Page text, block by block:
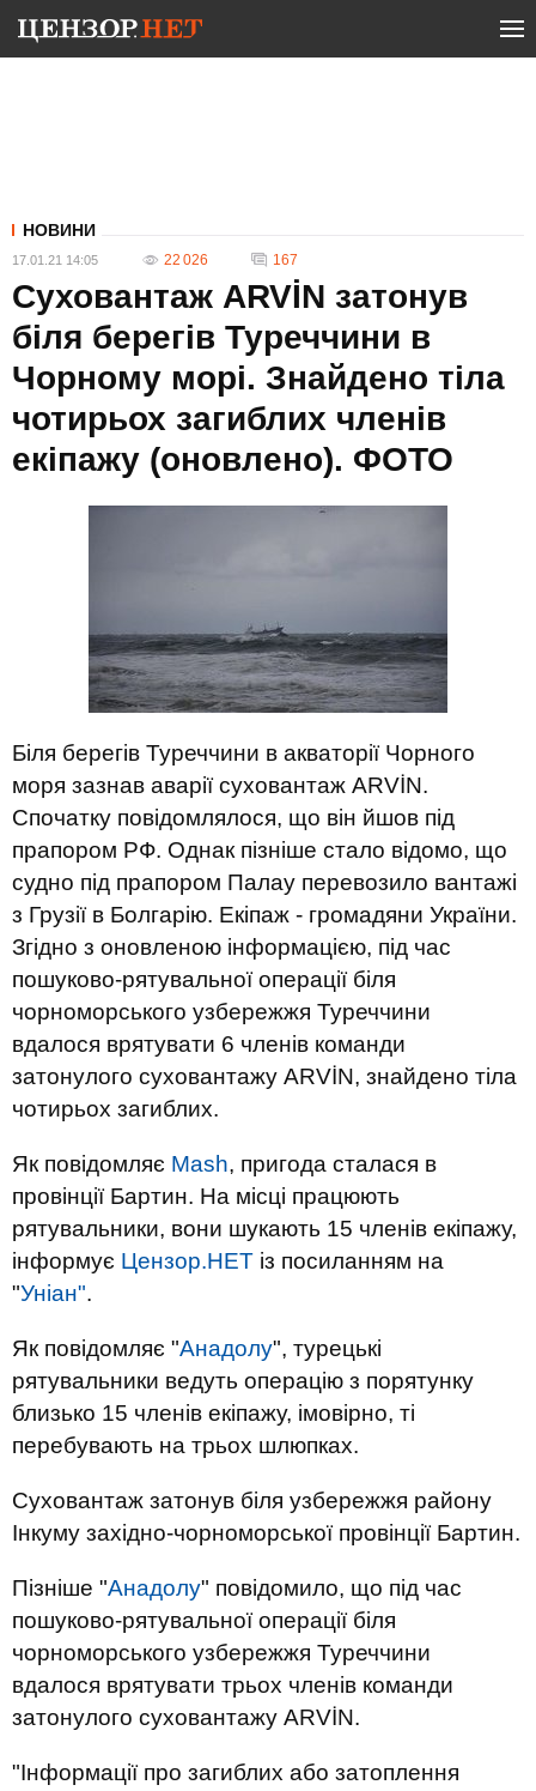
НОВИНИ
17.01.21 14:05 22 026 167
Суховантаж ARVİN затонув
біля берегів Туреччини в
Чорному морі. Знайдено тіла
чотирьох загиблих членів
екіпажу (оновлено). ФОТО
Біля берегів Туреччини в акваторії Чорного
моря зазнав аварії суховантаж ARVİN.
Спочатку повідомлялося, що він йшов під
прапором РФ. Однак пізніше стало відомо, що
судно під прапором Палау перевозило вантажі
з Грузії в Болгарію. Екіпаж - громадяни України.
Згідно з оновленою інформацією, під час
пошуково-рятувальної операції біля
чорноморського узбережжя Туреччини
вдалося врятувати 6 членів команди
затонулого суховантажу ARVİN, знайдено тіла
чотирьох загиблих.
Як повідомляє Mash, пригода сталася в
провінції Бартин. На місці працюють
рятувальники, вони шукають 15 членів екіпажу,
інформує Цензор.НЕТ із посиланням на
"Уніан".
Як повідомляє "Анадолу", турецькі
рятувальники ведуть операцію з порятунку
близько 15 членів екіпажу, імовірно, ті
перебувають на трьох шлюпках.
Суховантаж затонув біля узбережжя району
Інкуму західно-чорноморської провінції Бартин.
Пізніше "Анадолу" повідомило, що під час
пошуково-рятувальної операції біля
чорноморського узбережжя Туреччини
вдалося врятувати трьох членів команди
затонулого суховантажу ARVİN.
"Інформації про загиблих або затоплення